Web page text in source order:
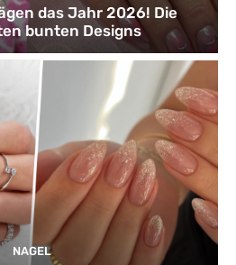
das Jahr 2026! Die
bunten Designs
NAGEL